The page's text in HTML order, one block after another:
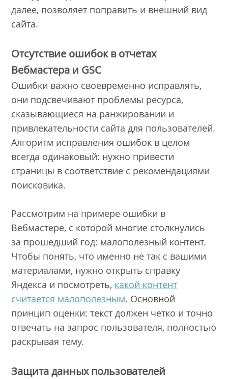
далее, позволяет поправить и внешний вид
сайта.
Отсутствие ошибок в отчетах
Вебмастера и GSC
Ошибки важно своевременно исправлять,
они подсвечивают проблемы ресурса,
сказывающиеся на ранжировании и
привлекательности сайта для пользователей.
Алгоритм исправления ошибок в целом
всегда одинаковый: нужно привести
страницы в соответствие с рекомендациями
поисковика.
Рассмотрим на примере ошибки в
Вебмастере, с которой многие столкнулись
за прошедший год: малополезный контент.
Чтобы понять, что именно не так с вашими
материалами, нужно открыть справку
Яндекса и посмотреть, какой контент
считается малополезным. Основной
принцип оценки: текст должен четко и точно
отвечать на запрос пользователя, полностью
раскрывая тему.
Защита данных пользователей